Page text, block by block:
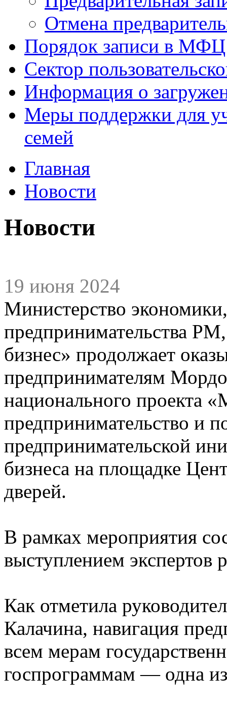
Отмена
Порядок записи в МФЦ
Сектор
Информация о
Меры поддержки для
семей
Главная
Новости
Новости
19 июня 2024
Министерство
предпринимательства
бизнес» продолжает
предпринимателям
национального проекта
предпринимательство и
предпринимательской
бизнеса на площадке
дверей.
В рамках мероприятия
выступлением экспертов
Как отметила
Калачина, навигация
всем мерам
госпрограммам — одна